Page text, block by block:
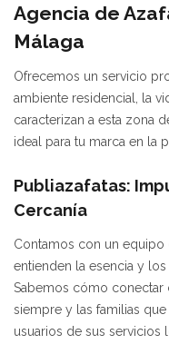
Agencia de
Málaga
Ofrecemos un servicio
ambiente residencial, la
caracterizan a esta zona
ideal para tu marca en la
Publiazafatas:
Cercanía
Contamos con un equipo
entienden la esencia y
Sabemos cómo
siempre y las familias
usuarios de sus servicios